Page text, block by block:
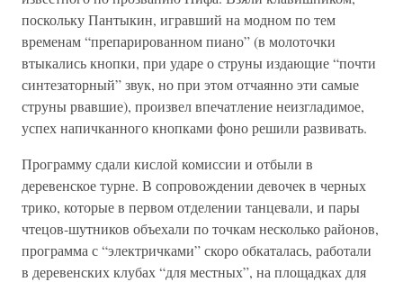
поскольку Пантыкин, игравший на модном по тем
временам “препарированном пиано” (в молоточки
втыкались кнопки, при ударе о струны издающие “почти
синтезаторный” звук, но при этом отчаянно эти самые
струны рвавшие), произвел впечатление неизгладимое,
успех напичканного кнопками фоно решили развивать.
Программу сдали кислой комиссии и отбыли в
деревенское турне. В сопровождении девочек в черных
трико, которые в первом отделении танцевали, и пары
чтецов-шутников объехали по точкам несколько районов,
программа с “электричками” скоро обкаталась, работали
в деревенских клубах “для местных”, на площадках для